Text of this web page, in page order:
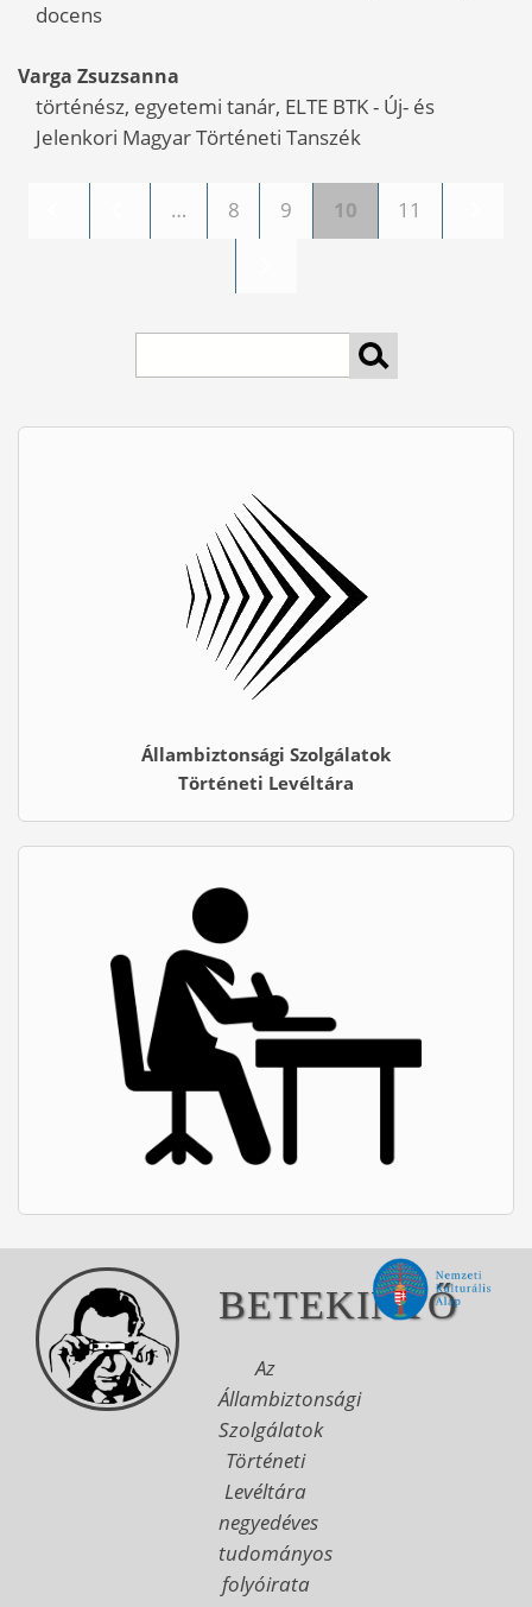
docens
Varga Zsuzsanna
történész, egyetemi tanár, ELTE BTK - Új- és
Jelenkori Magyar Történeti Tanszék
Oldalak … 8 9 10 11
Állambiztonsági Szolgálatok
Történeti Levéltára
BETEKINTŐ
Az
Állambiztonsági
Szolgálatok
Történeti
Levéltára
negyedéves
tudományos
folyóirata